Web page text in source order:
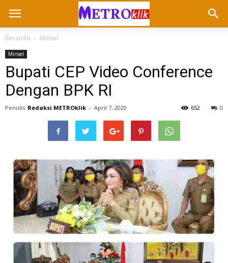
Beranda Minsel
Minsel
Bupati CEP Video Conference
Dengan BPK RI
Penulis Redaksi METROklik - April 7, 2020 0
652